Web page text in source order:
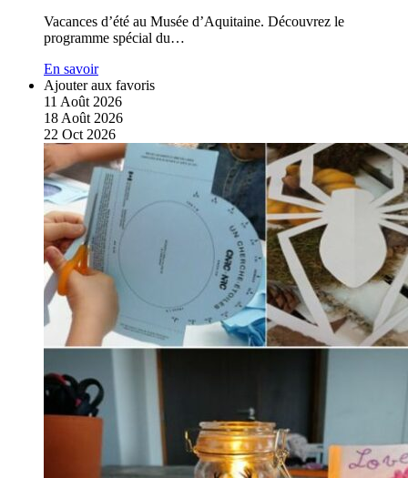
Vacances d’été au Musée d’Aquitaine. Découvrez le
programme spécial du…
En savoir
Ajouter aux favoris
11 Août 2026
18 Août 2026
22 Oct 2026